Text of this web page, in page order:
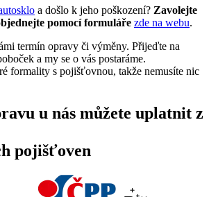
a došlo k jeho poškození? Zavolejte
pomocí formuláře zde na webu.
termín opravy či výměny. Přijeďte na
a my se o vás postaráme.
formality s pojišťovnou, takže nemusíte nic
u nás můžete uplatnit z
pojišťoven